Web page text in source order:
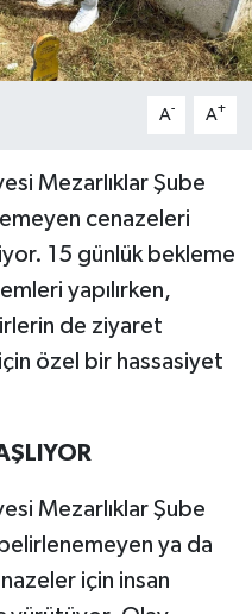
A- A+
Mezarlıklar Şube
cenazeleri
15 günlük bekleme
yapılırken,
de ziyaret
özel bir hassasiyet
Mezarlıklar Şube
ya da
için insan